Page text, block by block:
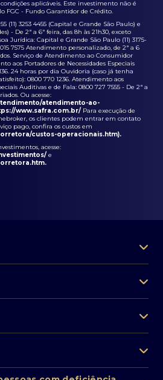
aplicáveis. Este investimento não é
FGC - Fundo Garantidor de Crédito.
(11) 3253 4455 (Capital e Grande São Paulo) e
- De 2ª a 6ª feira, das 8h às 21h30, exceto
Jurídica: Capital e Grande São Paulo (11) 3175-
7575 Atendimento personalizado, de 2ª a 6
Serviço de Atendimento ao Consumidor
aos Portadores de Necessidades Especiais
24 horas por dia Ouvidoria (caso já tenha
0800 770 1236. Atendimento aos
Auditivas e de Fala: 0800 727 7555 - De 2ª a
Ou acesse:
atendimento-ao-
www.safra.com.br/ Para execução de
os clientes podem entrar em contato
pago, confira os custos em
custos-operacionais.htm).
acesse:
e
.